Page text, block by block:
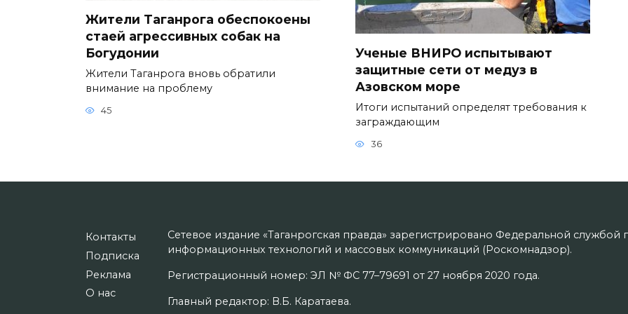
Жители Таганрога обеспокоены
стаей агрессивных собак на
Богудонии
Жители Таганрога вновь обратили
внимание на проблему
45
Ученые ВНИРО испытывают
защитные сети от медуз в
Азовском море
Итоги испытаний определят требования к
заграждающим
36
Контакты
Подписка
Реклама
О нас
Сетевое издание «Таганрогская правда» зарегистрировано Федеральной службой
информационных технологий и массовых коммуникаций (Роскомнадзор).
Регистрационный номер: ЭЛ № ФС 77–79691 от 27 ноября 2020 года.
Главный редактор: В.Б. Каратаева.